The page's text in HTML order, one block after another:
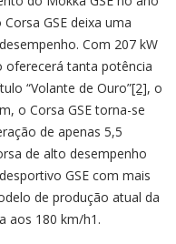
GSE deixa uma
Com 207 kW
oferecerá tanta potência
“Volante de Ouro”[2], o
o Corsa GSE torna-se
de apenas 5,5
de alto desempenho
GSE com mais
de produção atual da
aos 180 km/h1.